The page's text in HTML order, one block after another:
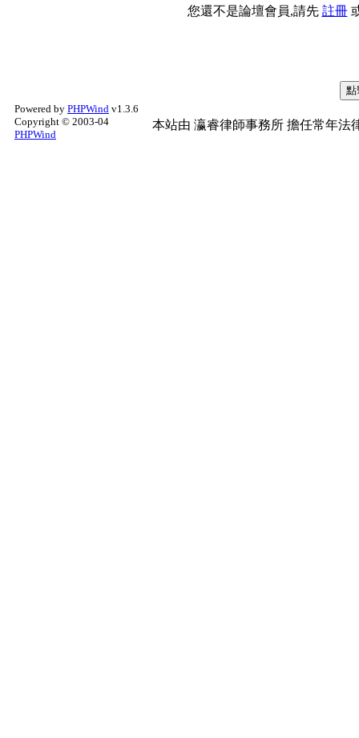
您還不是論壇會員,請先 註冊
Powered by PHPWind v1.3.6
Copyright © 2003-04
PHPWind
本站由 瀛睿律師事務所 擔任常年法